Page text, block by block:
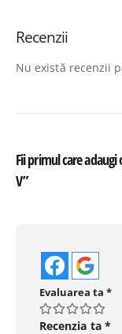
Recenzii
Nu există recenzii
Fii primul care
V”
Evaluarea ta *
Recenzia ta *